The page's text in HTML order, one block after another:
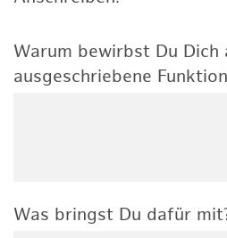
Warum bewirbst Du Dich
ausgeschriebene
Was bringst Du dafür